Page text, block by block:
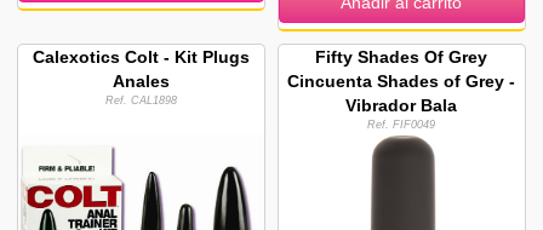
Calexotics Colt - Kit Plugs
Anales
Ref. CAL1898
Fifty Shades Of Grey
Cincuenta Shades of Grey -
Vibrador Bala
Ref. FIF0049